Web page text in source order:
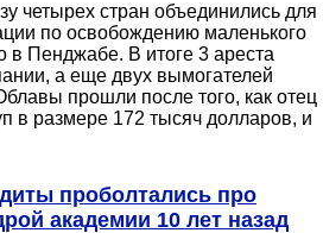
четырех стран объединились для
по освобождению маленького
в Пенджабе. В итоге 3 ареста
а еще двух вымогателей
прошли после того, как отец
в размере 172 тысяч долларов, и
проболтались про
академии 10 лет назад